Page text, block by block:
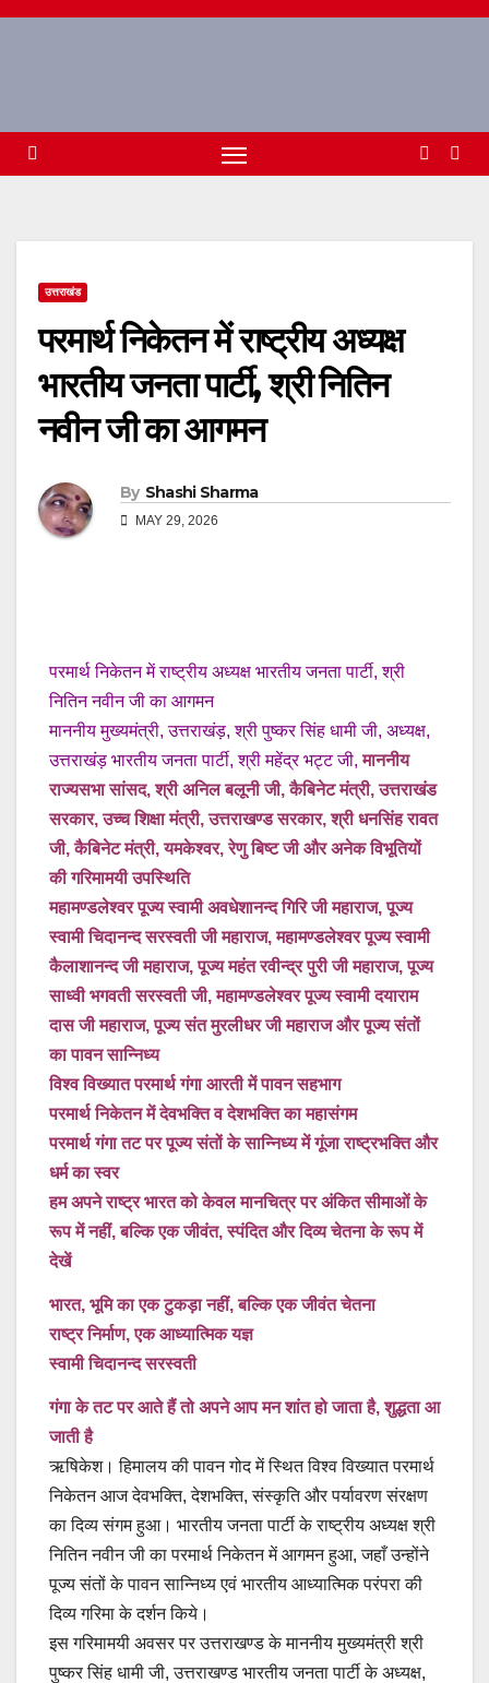
Skip
उत्तराखंड
परमार्थ निकेतन में राष्ट्रीय अध्यक्ष
भारतीय जनता पार्टी, श्री नितिन
नवीन जी का आगमन
By Shashi Sharma
MAY 29, 2026
परमार्थ निकेतन में राष्ट्रीय अध्यक्ष भारतीय जनता पार्टी, श्री
नितिन नवीन जी का आगमन
माननीय मुख्यमंत्री, उत्तराखंड़, श्री पुष्कर सिंह धामी जी, अध्यक्ष,
उत्तराखंड़ भारतीय जनता पार्टी, श्री महेंद्र भट्ट जी, माननीय
राज्यसभा सांसद, श्री अनिल बलूनी जी, कैबिनेट मंत्री, उत्तराखंड
सरकार, उच्च शिक्षा मंत्री, उत्तराखण्ड सरकार, श्री धनसिंह रावत
जी, कैबिनेट मंत्री, यमकेश्वर, रेणु बिष्ट जी और अनेक विभूतियों
की गरिमामयी उपस्थिति
महामण्डलेश्वर पूज्य स्वामी अवधेशानन्द गिरि जी महाराज, पूज्य
स्वामी चिदानन्द सरस्वती जी महाराज, महामण्डलेश्वर पूज्य स्वामी
कैलाशानन्द जी महाराज, पूज्य महंत रवीन्द्र पुरी जी महाराज, पूज्य
साध्वी भगवती सरस्वती जी, महामण्डलेश्वर पूज्य स्वामी दयाराम
दास जी महाराज, पूज्य संत मुरलीधर जी महाराज और पूज्य संतों
का पावन सान्निध्य
विश्व विख्यात परमार्थ गंगा आरती में पावन सहभाग
परमार्थ निकेतन में देवभक्ति व देशभक्ति का महासंगम
परमार्थ गंगा तट पर पूज्य संतों के सान्निध्य में गूंजा राष्ट्रभक्ति और
धर्म का स्वर
हम अपने राष्ट्र भारत को केवल मानचित्र पर अंकित सीमाओं के
रूप में नहीं, बल्कि एक जीवंत, स्पंदित और दिव्य चेतना के रूप में
देखें
भारत, भूमि का एक टुकड़ा नहीं, बल्कि एक जीवंत चेतना
राष्ट्र निर्माण, एक आध्यात्मिक यज्ञ
स्वामी चिदानन्द सरस्वती
गंगा के तट पर आते हैं तो अपने आप मन शांत हो जाता है, शुद्धता आ
जाती है
ऋषिकेश। हिमालय की पावन गोद में स्थित विश्व विख्यात परमार्थ
निकेतन आज देवभक्ति, देशभक्ति, संस्कृति और पर्यावरण संरक्षण
का दिव्य संगम हुआ। भारतीय जनता पार्टी के राष्ट्रीय अध्यक्ष श्री
नितिन नवीन जी का परमार्थ निकेतन में आगमन हुआ, जहाँ उन्होंने
पूज्य संतों के पावन सान्निध्य एवं भारतीय आध्यात्मिक परंपरा की
दिव्य गरिमा के दर्शन किये।
इस गरिमामयी अवसर पर उत्तराखण्ड के माननीय मुख्यमंत्री श्री
पुष्कर सिंह धामी जी, उत्तराखण्ड भारतीय जनता पार्टी के अध्यक्ष,